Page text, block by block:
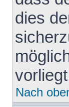
dies
Nach